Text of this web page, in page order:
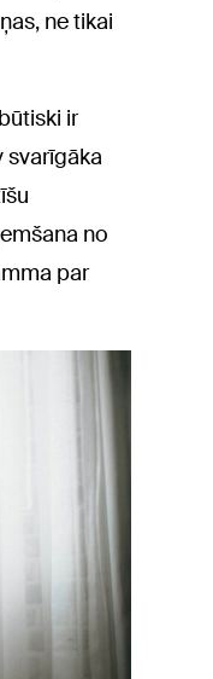
ne tikai
ir
svarīgāka
no
par